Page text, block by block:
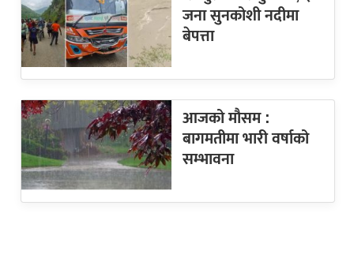
जना सुनकोशी नदीमा
बेपत्ता
आजको मौसम :
बागमतीमा भारी वर्षाको
सम्भावना